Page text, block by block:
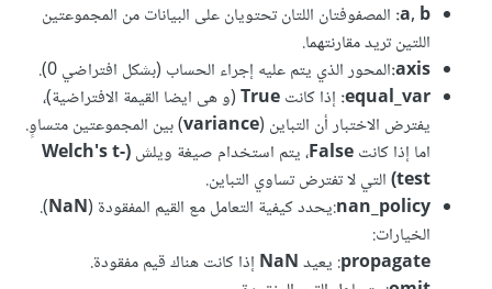
a, b:المصفوفتان اللتان تحتويان على البيانات من المجموعتين
اللتين تريد مقارنتهما.
axis:المحور الذي يتم عليه إجراء الحساب (بشكل افتراضي 0).
equal_var:إذا كانتTrue (و هى ايضا القيمة الافتراضية)،
يفترض الاختبار أن التباين ( variance) بين المجموعتين متساوٍ.
اما إذا كانتFalse، يتم استخدام صيغة ويلش (Welch's t-
test) التي لا تفترض تساوي التباين.
nan_policy:يحدد كيفية التعامل مع القيم المفقودة ( NaN
).
الخيارات:
propagate: يعيدNaN إذا كانت هناك قيم مفقودة.